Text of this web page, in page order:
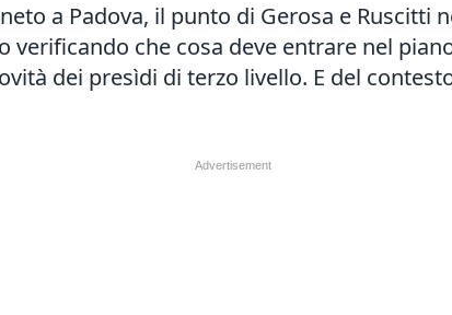
a Padova, il punto di Gerosa e Ruscitti
verificando che cosa deve entrare nel
dei presìdi di terzo livello. E del